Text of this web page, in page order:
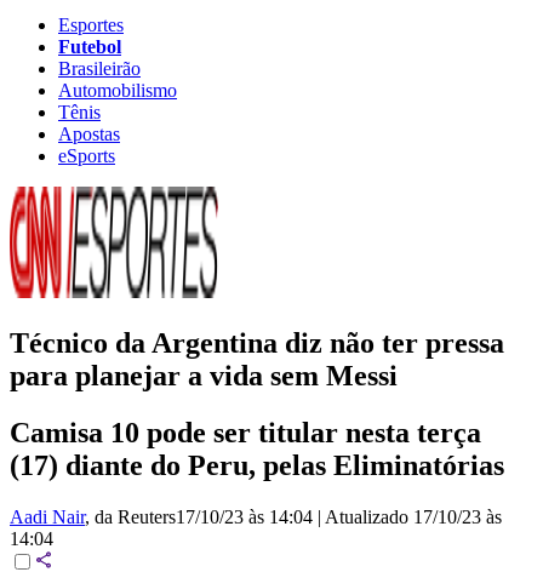
Esportes
Futebol
Brasileirão
Automobilismo
Tênis
Apostas
eSports
Técnico da Argentina diz não ter pressa
para planejar a vida sem Messi
Camisa 10 pode ser titular nesta terça
(17) diante do Peru, pelas Eliminatórias
Aadi Nair, da Reuters17/10/23 às 14:04 | Atualizado 17/10/23 às
14:04